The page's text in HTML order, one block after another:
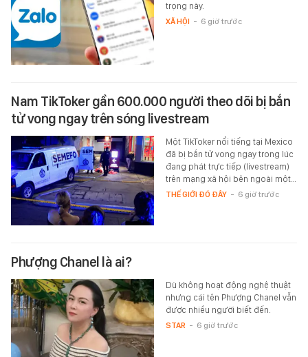
trọng này.
XÃ HỘI - 6 giờ trước
Nam TikToker gần 600.000 người theo dõi bị bắn
tử vong ngay trên sóng livestream
Một TikToker nổi tiếng tại Mexico
đã bị bắn tử vong ngay trong lúc
đang phát trực tiếp (livestream)
trên mạng xã hội bên ngoài một…
THẾ GIỚI ĐÓ ĐÂY - 6 giờ trước
Phượng Chanel là ai?
Dù không hoạt động nghệ thuật
nhưng cái tên Phượng Chanel vẫn
được nhiều người biết đến.
STAR - 6 giờ trước